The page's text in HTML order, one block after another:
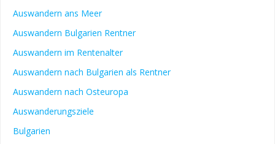
Auswandern ans Meer
Auswandern Bulgarien Rentner
Auswandern im Rentenalter
Auswandern nach Bulgarien als Rentner
Auswandern nach Osteuropa
Auswanderungsziele
Bulgarien